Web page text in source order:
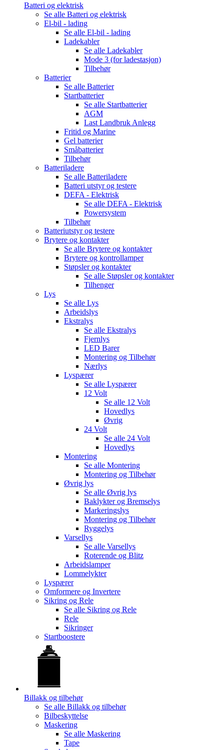
Batteri og elektrisk
Se alle Batteri og elektrisk
El-bil - lading
Se alle El-bil - lading
Ladekabler
Se alle Ladekabler
Mode 3 (for ladestasjon)
Tilbehør
Batterier
Se alle Batterier
Startbatterier
Se alle Startbatterier
AGM
Last Landbruk Anlegg
Fritid og Marine
Gel batterier
Småbatterier
Tilbehør
Batteriladere
Se alle Batteriladere
Batteri utstyr og testere
DEFA - Elektrisk
Se alle DEFA - Elektrisk
Powersystem
Tilbehør
Batteriutstyr og testere
Brytere og kontakter
Se alle Brytere og kontakter
Brytere og kontrollamper
Støpsler og kontakter
Se alle Støpsler og kontakter
Tilhenger
Lys
Se alle Lys
Arbeidslys
Ekstralys
Se alle Ekstralys
Fjernlys
LED Barer
Montering og Tilbehør
Nærlys
Lyspærer
Se alle Lyspærer
12 Volt
Se alle 12 Volt
Hovedlys
Øvrig
24 Volt
Se alle 24 Volt
Hovedlys
Montering
Se alle Montering
Montering og Tilbehør
Øvrig lys
Se alle Øvrig lys
Baklykter og Bremselys
Markeringslys
Montering og Tilbehør
Ryggelys
Varsellys
Se alle Varsellys
Roterende og Blitz
Arbeidslamper
Lommelykter
Lyspærer
Omformere og Invertere
Sikring og Rele
Se alle Sikring og Rele
Rele
Sikringer
Startboostere
Billakk og tilbehør
Se alle Billakk og tilbehør
Bilbeskyttelse
Maskering
Se alle Maskering
Tape